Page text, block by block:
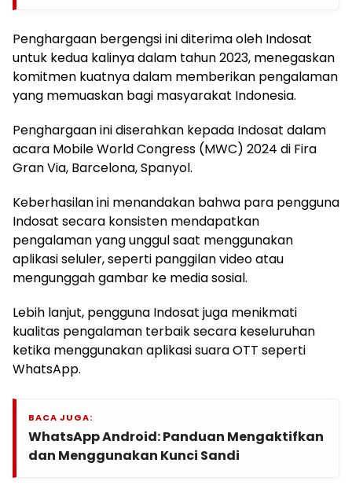
Penghargaan bergengsi ini diterima oleh Indosat
untuk kedua kalinya dalam tahun 2023, menegaskan
komitmen kuatnya dalam memberikan pengalaman
yang memuaskan bagi masyarakat Indonesia.
Penghargaan ini diserahkan kepada Indosat dalam
acara Mobile World Congress (MWC) 2024 di Fira
Gran Via, Barcelona, Spanyol.
Keberhasilan ini menandakan bahwa para pengguna
Indosat secara konsisten mendapatkan
pengalaman yang unggul saat menggunakan
aplikasi seluler, seperti panggilan video atau
mengunggah gambar ke media sosial.
Lebih lanjut, pengguna Indosat juga menikmati
kualitas pengalaman terbaik secara keseluruhan
ketika menggunakan aplikasi suara OTT seperti
WhatsApp.
BACA JUGA:
WhatsApp Android: Panduan Mengaktifkan
dan Menggunakan Kunci Sandi